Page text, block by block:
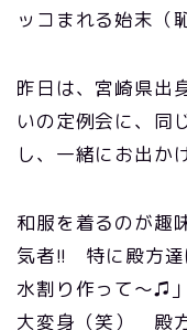
ッコまれる始末（
昨日は、宮崎県出
いの定例会に、同
し、一緒にお出か
和服を着るのが趣
気者!! 特に殿方
水割り作って～♫
大変身（笑） 殿